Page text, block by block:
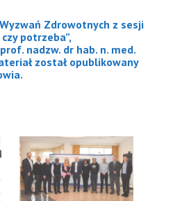
Zdrowotnych z sesji
potrzeba”,
nadzw. dr hab. n. med.
został opublikowany